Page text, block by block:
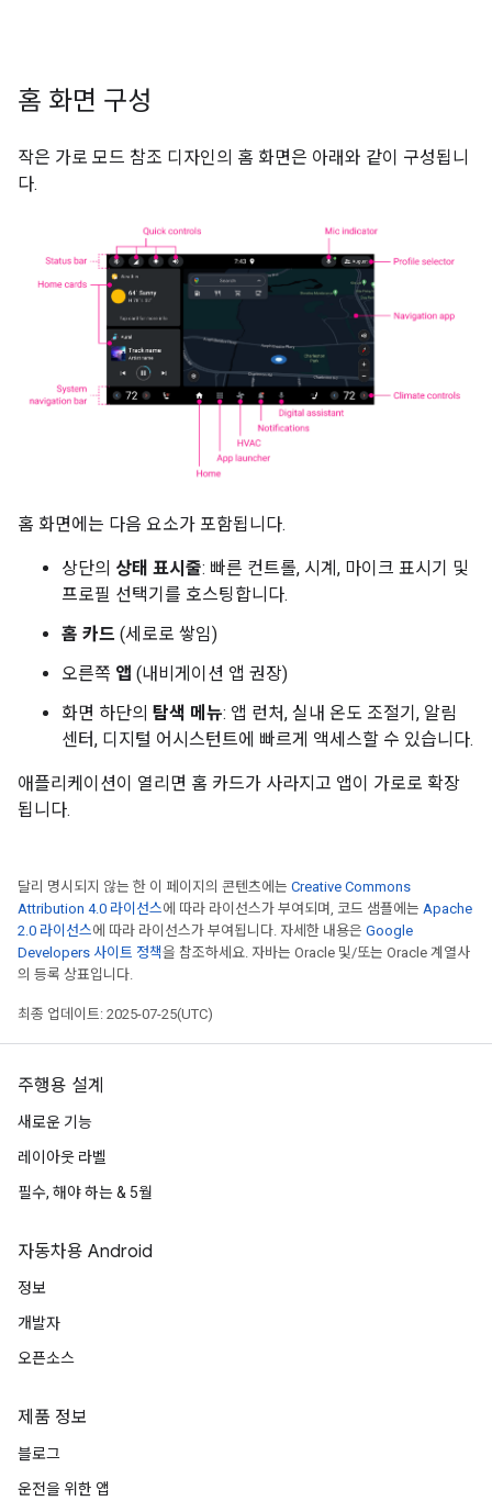
홈 화면 구성
작은 가로 모드 참조 디자인의 홈 화면은 아래와 같이 구성됩니
다.
홈 화면에는 다음 요소가 포함됩니다.
상단의 상태 표시줄: 빠른 컨트롤, 시계, 마이크 표시기 및
프로필 선택기를 호스팅합니다.
홈 카드 (세로로 쌓임)
오른쪽 앱 (내비게이션 앱 권장)
화면 하단의 탐색 메뉴: 앱 런처, 실내 온도 조절기, 알림
센터, 디지털 어시스턴트에 빠르게 액세스할 수 있습니다.
애플리케이션이 열리면 홈 카드가 사라지고 앱이 가로로 확장
됩니다.
달리 명시되지 않는 한 이 페이지의 콘텐츠에는 Creative Commons
Attribution 4.0 라이선스에 따라 라이선스가 부여되며, 코드 샘플에는 Apache
2.0 라이선스에 따라 라이선스가 부여됩니다. 자세한 내용은 Google
Developers 사이트 정책을 참조하세요. 자바는 Oracle 및/또는 Oracle 계열사
의 등록 상표입니다.
최종 업데이트: 2025-07-25(UTC)
주행용 설계
새로운 기능
레이아웃 라벨
필수, 해야 하는 & 5월
자동차용 Android
정보
개발자
오픈소스
제품 정보
블로그
운전을 위한 앱